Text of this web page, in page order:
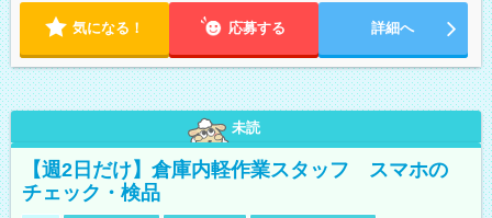
気になる！ 応募する 詳細へ
未読
【週2日だけ】倉庫内軽作業スタッフ スマホの
チェック・検品